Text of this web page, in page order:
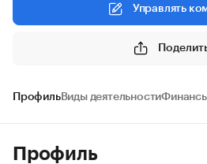
Управлять
ПрофильВиды деятельности
Профиль